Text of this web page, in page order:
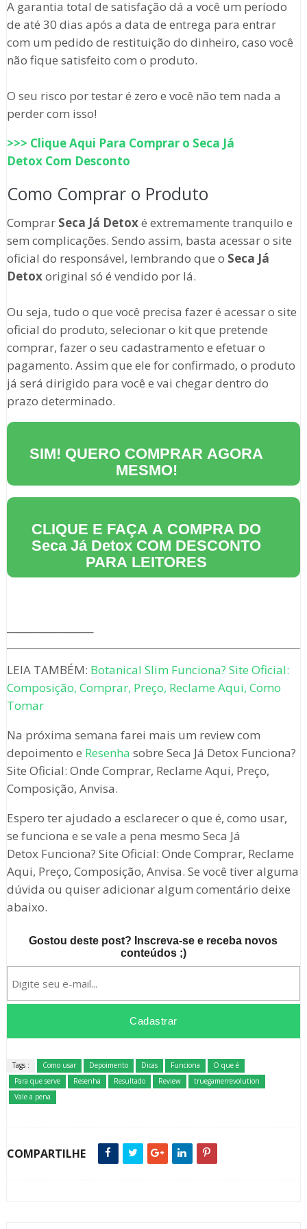
A garantia total de satisfação dá a você um período
de até 30 dias após a data de entrega para entrar
com um pedido de restituição do dinheiro, caso você
não fique satisfeito com o produto.
O seu risco por testar é zero e você não tem nada a
perder com isso!
>>> Clique Aqui Para Comprar o Seca Já
DetoxCom Desconto
Como Comprar o Produto
Comprar Seca Já Detoxé extremamente tranquilo e
sem complicações. Sendo assim, basta acessar o site
oficial do responsável, lembrando que o Seca Já
Detoxoriginal só é vendido por lá.
Ou seja, tudo o que você precisa fazer é acessar o site
oficial do produto, selecionar o kit que pretende
comprar, fazer o seu cadastramento e efetuar o
pagamento. Assim que ele for confirmado, o produto
já será dirigido para você e vai chegar dentro do
prazo determinado.
SIM! QUERO COMPRAR AGORA
MESMO!
CLIQUE E FAÇA A COMPRA DO
Seca Já Detox COM DESCONTO
PARA LEITORES
LEIA TAMBÉM: Botanical Slim Funciona? Site Oficial:
Composição, Comprar, Preço, Reclame Aqui, Como
Tomar
Na próxima semana farei mais um review com
depoimento e Resenha sobre Seca Já Detox Funciona?
Site Oficial: Onde Comprar, Reclame Aqui, Preço,
Composição, Anvisa.
Espero ter ajudado a esclarecer o que é, como usar,
se funciona e se vale a pena mesmo Seca Já
Detox Funciona? Site Oficial: Onde Comprar, Reclame
Aqui, Preço, Composição, Anvisa. Se você tiver alguma
dúvida ou quiser adicionar algum comentário deixe
abaixo.
Gostou deste post? Inscreva-se e receba novos
conteúdos ;)
Tags : Como usar Depoimento Dicas Funciona
O que é
Para que serve
Resenha Resultado Review
truegamerrevolution
Vale a pena
COMPARTILHE